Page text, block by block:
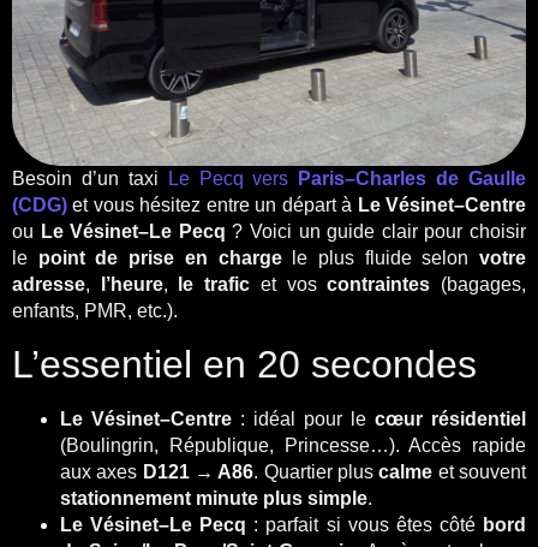
Besoin d’un taxi Le Pecq vers
Paris–Charles de Gaulle
(CDG) et vous hésitez entre un départ à Le Vésinet–Centre
ou Le Vésinet–Le Pecq ? Voici un guide clair pour choisir
le point de prise en chargele plus fluide selonvotre
adresse, l’heure, le trafic et voscontraintes (bagages,
enfants, PMR, etc.).
L’essentiel en 20 secondes
Le Vésinet–Centre : idéal pour le cœur résidentiel
(Boulingrin, République, Princesse…). Accès rapide
aux axes D121 → A86. Quartier pluscalme et souvent
stationnement minute plus simple.
Le Vésinet–Le Pecq : parfait si vous êtes côté bord